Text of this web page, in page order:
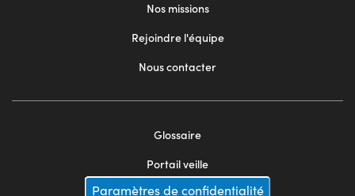
Nos missions
Rejoindre l'équipe
Nous contacter
Glossaire
Portail veille
Paramètres de confidentialité